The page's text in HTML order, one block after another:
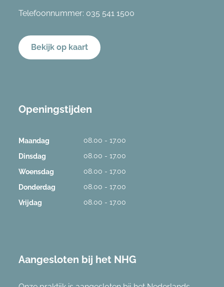
Telefoonnummer: 035 541 1500
Bekijk op kaart
Openingstijden
Maandag 08.00 - 17.00
Dinsdag 08.00 - 17.00
Woensdag 08.00 - 17.00
Donderdag 08.00 - 17.00
Vrijdag 08.00 - 17.00
Aangesloten bij het NHG